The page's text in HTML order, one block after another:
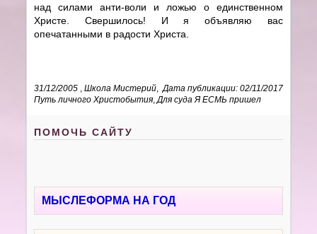
над силами анти-воли и ложью о единственном
Христе. Свершилось! И я объявляю вас
опечатанными в радости Христа.
31/12/2005 Дата публикации: 02/11/2017
,Школа Мистерий
Путь личного Христобытия ,Для суда Я ЕСМЬ пришел
ПОМОЧЬ САЙТУ
МЫСЛЕФОРМА НА ГОД